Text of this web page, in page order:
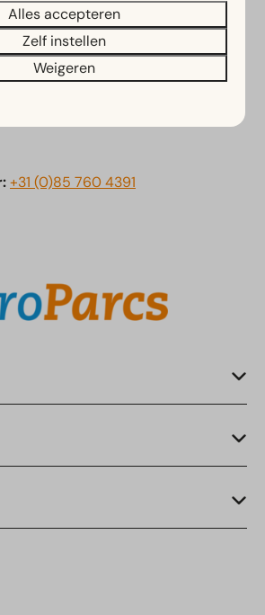
Eilanden
+31 (0)85 760 4391
Alles accepteren
Zelf instellen
Weigeren